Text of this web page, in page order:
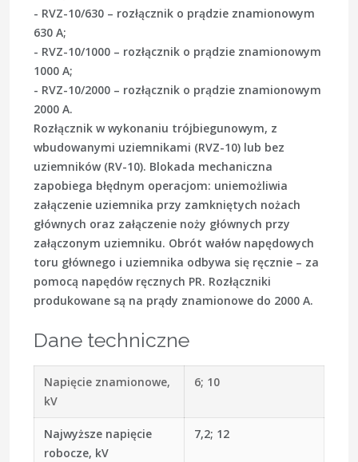
- RVZ-10/630 – rozłącznik o prądzie znamionowym
630 A;
- RVZ-10/1000 – rozłącznik o prądzie znamionowym
1000 A;
- RVZ-10/2000 – rozłącznik o prądzie znamionowym
2000 A.
Rozłącznik w wykonaniu trójbiegunowym, z
wbudowanymi uziemnikami (RVZ-10) lub bez
uziemników (RV-10). Blokada mechaniczna
zapobiega błędnym operacjom: uniemożliwia
załączenie uziemnika przy zamkniętych nożach
głównych oraz załączenie noży głównych przy
załączonym uziemniku. Obrót wałów napędowych
toru głównego i uziemnika odbywa się ręcznie – za
pomocą napędów ręcznych PR. Rozłączniki
produkowane są na prądy znamionowe do 2000 A.
Dane techniczne
Napięcie znamionowe,
kV
6; 10
Najwyższe napięcie
robocze, kV
7,2; 12